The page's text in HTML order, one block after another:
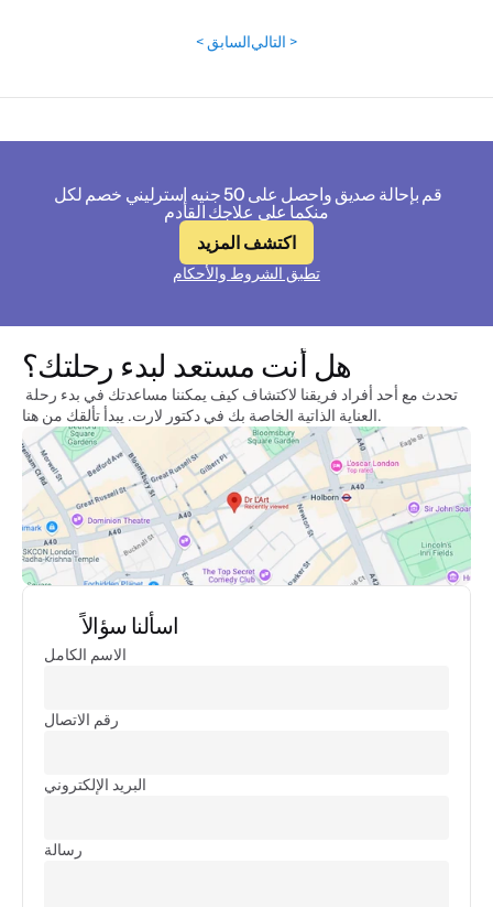
< السابق التالي >
منكما على علاجك القادم
اكتشف المزيد
تطبق الشروط والأحكام
هل أنت مستعد لبدء رحلتك؟
العناية الذاتية الخاصة بك في دكتور لارت. يبدأ تألقك من هنا.
اسألنا سؤالاً
الاسم الكامل
رقم الاتصال
البريد الإلكتروني
رسالة